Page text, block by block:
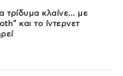
τρίδυμα κλαίνε… με
και το ίντερνετ